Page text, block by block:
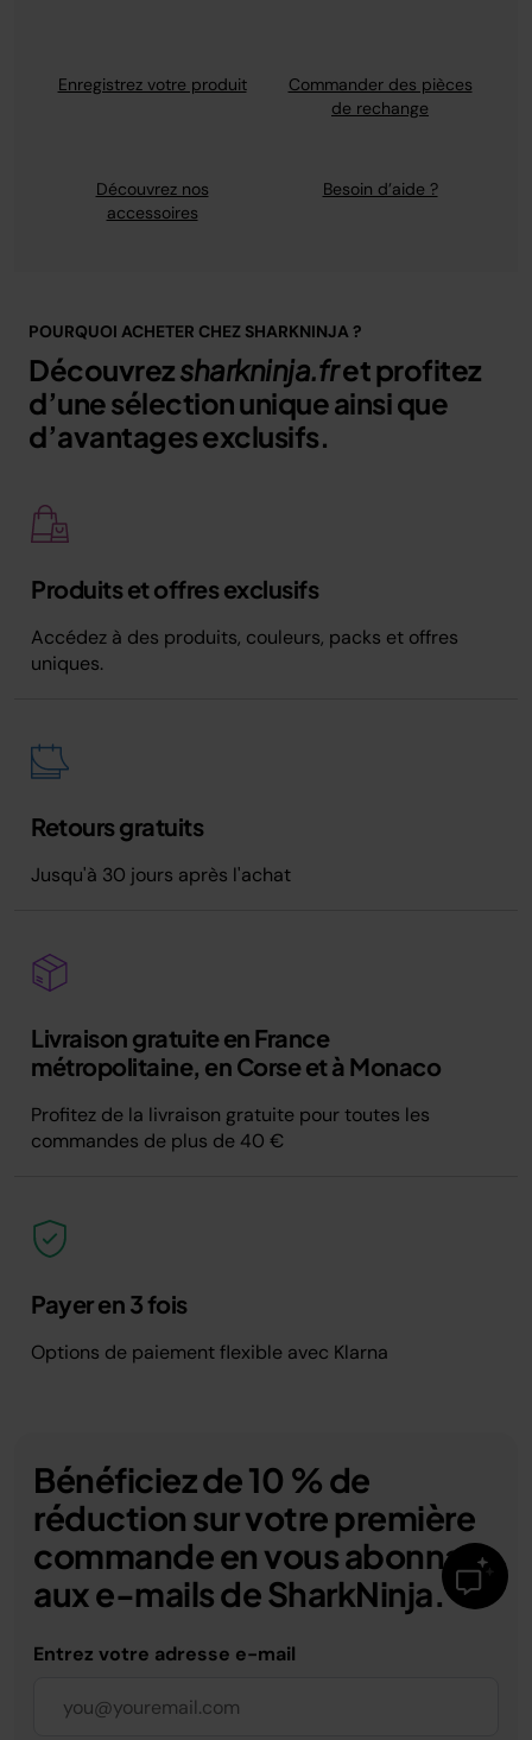
Enregistrez votre produit
Commander des pièces
de rechange
Découvrez nos
accessoires
Besoin d’aide ?
POURQUOI ACHETER CHEZ SHARKNINJA ?
Découvrezsharkninja.fret profitez
d’une sélection unique ainsi que
d’avantages exclusifs.
Produits et offres exclusifs
Accédez à des produits, couleurs, packs et offres
uniques.
Retours gratuits
Jusqu'à 30 jours après l'achat
Livraison gratuite en France
métropolitaine, en Corse et à Monaco
Profitez de la livraison gratuite pour toutes les
commandes de plus de 40 €
Payer en 3 fois
Options de paiement flexible avec Klarna
Bénéficiez de 10 % de
réduction sur votre première
commande en vous abonnant
aux e-mails de SharkNinja.
Entrez votre adresse e-mail